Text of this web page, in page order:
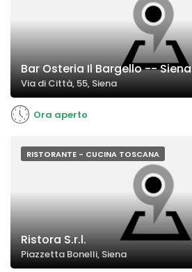
Bar Osteria Il Bargello -- Siena
Via di Città, 55, Siena
Ora aperto
RISTORANTE - CUCINA TOSCANA
Ristora S.r.l.
Piazzetta Bonelli, Siena